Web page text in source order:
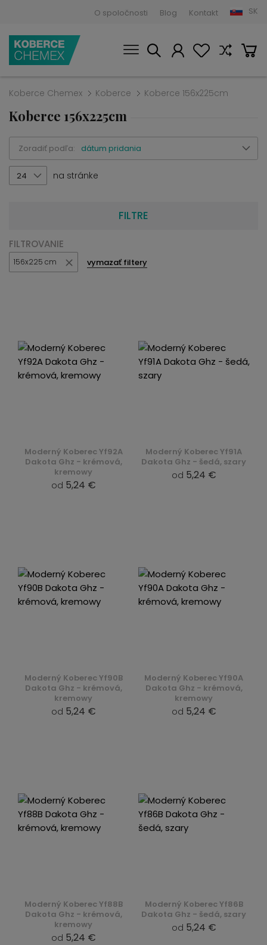
O spoločnosti Blog Kontakt SK
Koberce Chemex Koberce Koberce 156x225cm
Koberce 156x225cm
Zoradiť podľa: dátum pridania
24 na stránke
FILTRE
FILTROVANIE
156x225 cm vymazať filtery
Moderný Koberec Yf92A
Dakota Ghz - krémová,
kremowy
od 5,24 €
Moderný Koberec Yf91A
Dakota Ghz - šedá, szary
od 5,24 €
Moderný Koberec Yf90B
Dakota Ghz - krémová,
kremowy
od 5,24 €
Moderný Koberec Yf90A
Dakota Ghz - krémová,
kremowy
od 5,24 €
Moderný Koberec Yf88B
Dakota Ghz - krémová,
kremowy
od 5,24 €
Moderný Koberec Yf86B
Dakota Ghz - šedá, szary
od 5,24 €